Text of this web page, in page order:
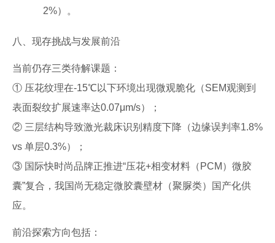
2%）。
八、现存挑战与发展前沿
当前仍存三类待解课题：
① 压花纹理在-15℃以下环境出现微观脆化（SEM观测到
表面裂纹扩展速率达0.07μm/s）；
② 三层结构导致激光裁床识别精度下降（边缘误判率1.8%
vs 单层0.3%）；
③ 国际快时尚品牌正推进“压花+相变材料（PCM）微胶
囊”复合，我国尚无稳定微胶囊壁材（聚脲类）国产化供
应。
前沿探索方向包括：